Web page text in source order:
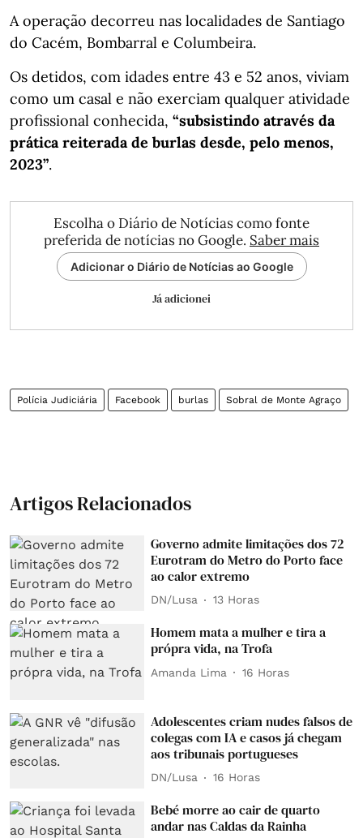
A operação decorreu nas localidades de Santiago
do Cacém, Bombarral e Columbeira.
Os detidos, com idades entre 43 e 52 anos, viviam
como um casal e não exerciam qualquer atividade
profissional conhecida, “subsistindo através da
prática reiterada de burlas desde, pelo menos,
2023”.
Escolha o Diário de Notícias como fonte
preferida de notícias no Google. Saber mais
Adicionar o Diário de Notícias ao Google
Já adicionei
Polícia Judiciária Facebook burlas Sobral de Monte Agraço
Artigos Relacionados
Governo admite limitações dos 72
Eurotram do Metro do Porto face
ao calor extremo
DN/Lusa 13 Horas
Homem mata a mulher e tira a
própra vida, na Trofa
Amanda Lima 16 Horas
Adolescentes criam nudes falsos de
colegas com IA e casos já chegam
aos tribunais portugueses
DN/Lusa 16 Horas
Bebé morre ao cair de quarto
andar nas Caldas da Rainha